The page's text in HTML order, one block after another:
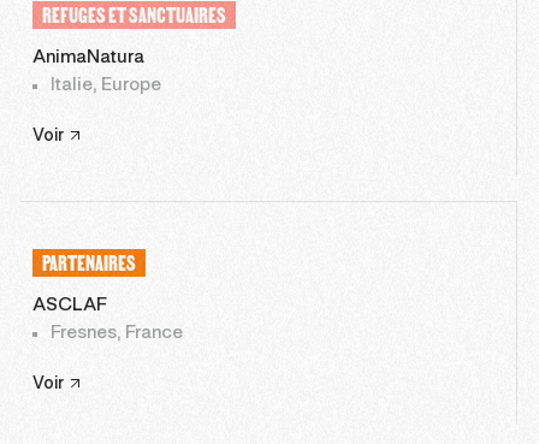
REFUGES ET SANCTUAIRES
AnimaNatura
Italie, Europe
Voir
PARTENAIRES
ASCLAF
Fresnes, France
Voir